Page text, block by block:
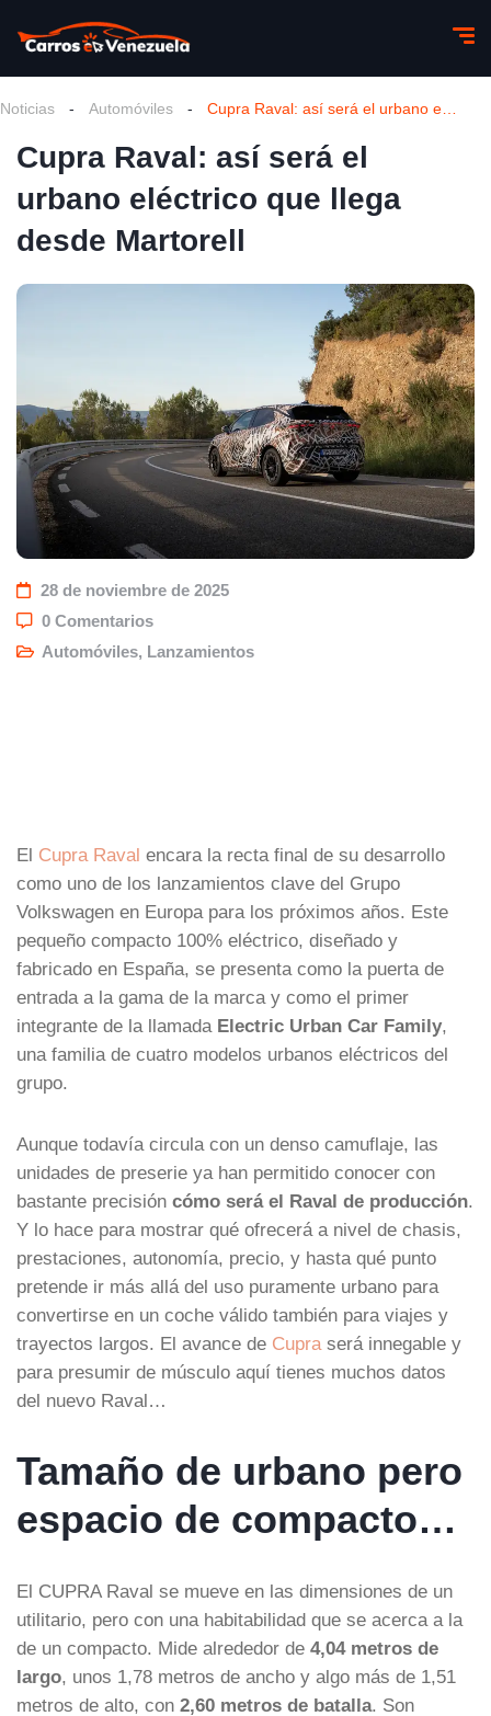
Noticias - Automóviles -
Cupra Raval: así será el
urbano eléctrico que llega
desde Martorell
28 de noviembre de 2025
0 Comentarios
Automóviles, Lanzamientos
El Cupra Raval encara la recta final de su desarrollo
como uno de los lanzamientos clave del Grupo
Volkswagen en Europa para los próximos años. Este
pequeño compacto 100% eléctrico, diseñado y
fabricado en España, se presenta como la puerta de
entrada a la gama de la marca y como el primer
integrante de la llamada Electric Urban Car Family,
una familia de cuatro modelos urbanos eléctricos del
grupo.
Aunque todavía circula con un denso camuflaje, las
unidades de preserie ya han permitido conocer con
bastante precisión cómo será el Raval de producción.
Y lo hace para mostrar qué ofrecerá a nivel de chasis,
prestaciones, autonomía, precio, y hasta qué punto
pretende ir más allá del uso puramente urbano para
convertirse en un coche válido también para viajes y
trayectos largos. El avance de Cupra será innegable y
para presumir de músculo aquí tienes muchos datos
del nuevo Raval…
Tamaño de urbano pero
espacio de compacto…
El CUPRA Raval se mueve en las dimensiones de un
utilitario, pero con una habitabilidad que se acerca a la
de un compacto. Mide alrededor de 4,04 metros de
largo, unos 1,78 metros de ancho y algo más de 1,51
metros de alto, con 2,60 metros de batalla. Son